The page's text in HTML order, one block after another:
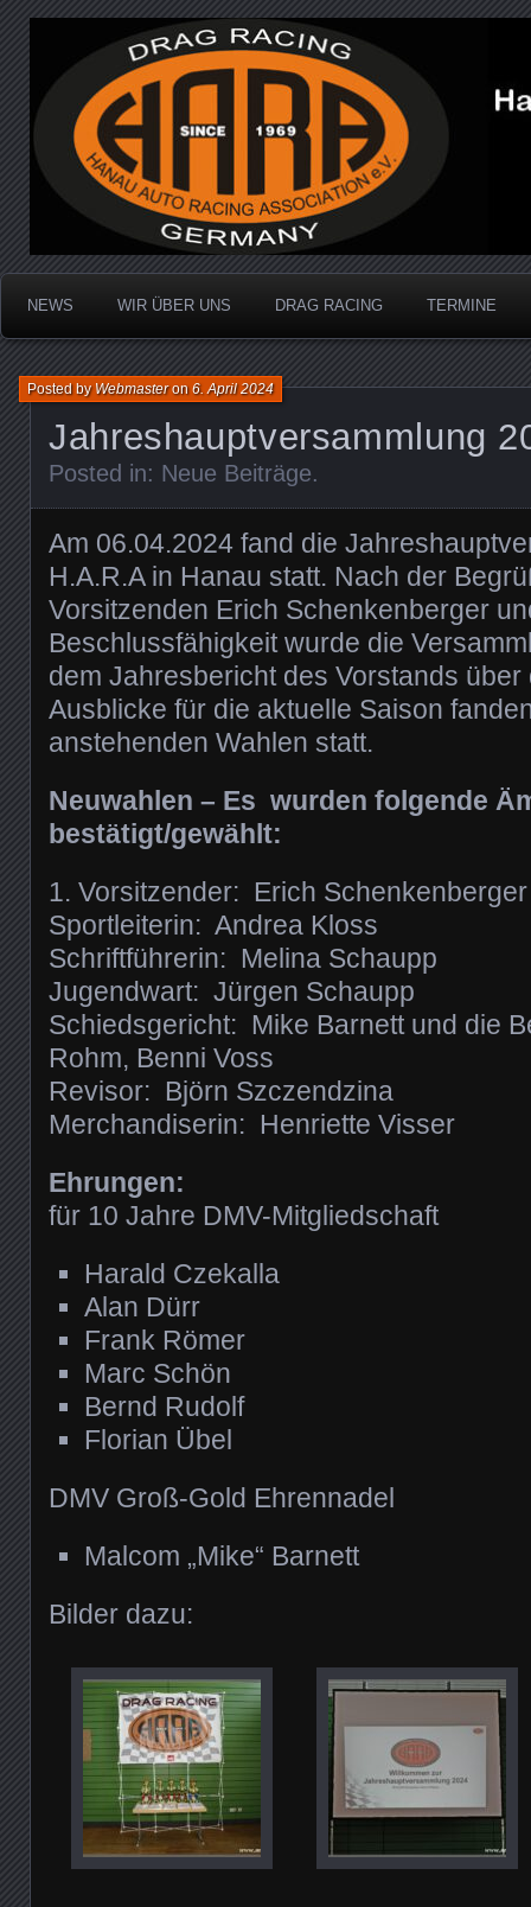
Hanau Auto Racing
Dragracing auf der 1/4 Meile
NEWS WIR ÜBER UNS DRAG RACING TERMINE
Jahreshauptversammlung
Posted byWebmasteron6. April 2024
Posted in: Neue Beiträge.
Am 06.04.2024 fand die
H.A.R.A in Hanau statt. Nach der
Vorsitzenden Erich Schenkenberger
Beschlussfähigkeit wurde die
dem Jahresbericht des Vorstands
Ausblicke für die aktuelle Saison
anstehenden Wahlen statt.
Neuwahlen – Es wurden folgende
bestätigt/gewählt:
1. Vorsitzender: Erich Schenkenberger
Sportleiterin: Andrea Kloss
Schriftführerin: Melina Schaupp
Jugendwart: Jürgen Schaupp
Schiedsgericht: Mike Barnett und die
Rohm, Benni Voss
Revisor: Björn Szczendzina
Merchandiserin: Henriette Visser
Ehrungen:
für 10 Jahre DMV-Mitgliedschaft
Harald Czekalla
Alan Dürr
Frank Römer
Marc Schön
Bernd Rudolf
Florian Übel
DMV Groß-Gold Ehrennadel
Malcom „Mike“ Barnett
Bilder dazu: